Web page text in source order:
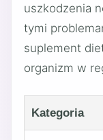
uszkodzenia
tymi
suplement
organizm w
Kategoria